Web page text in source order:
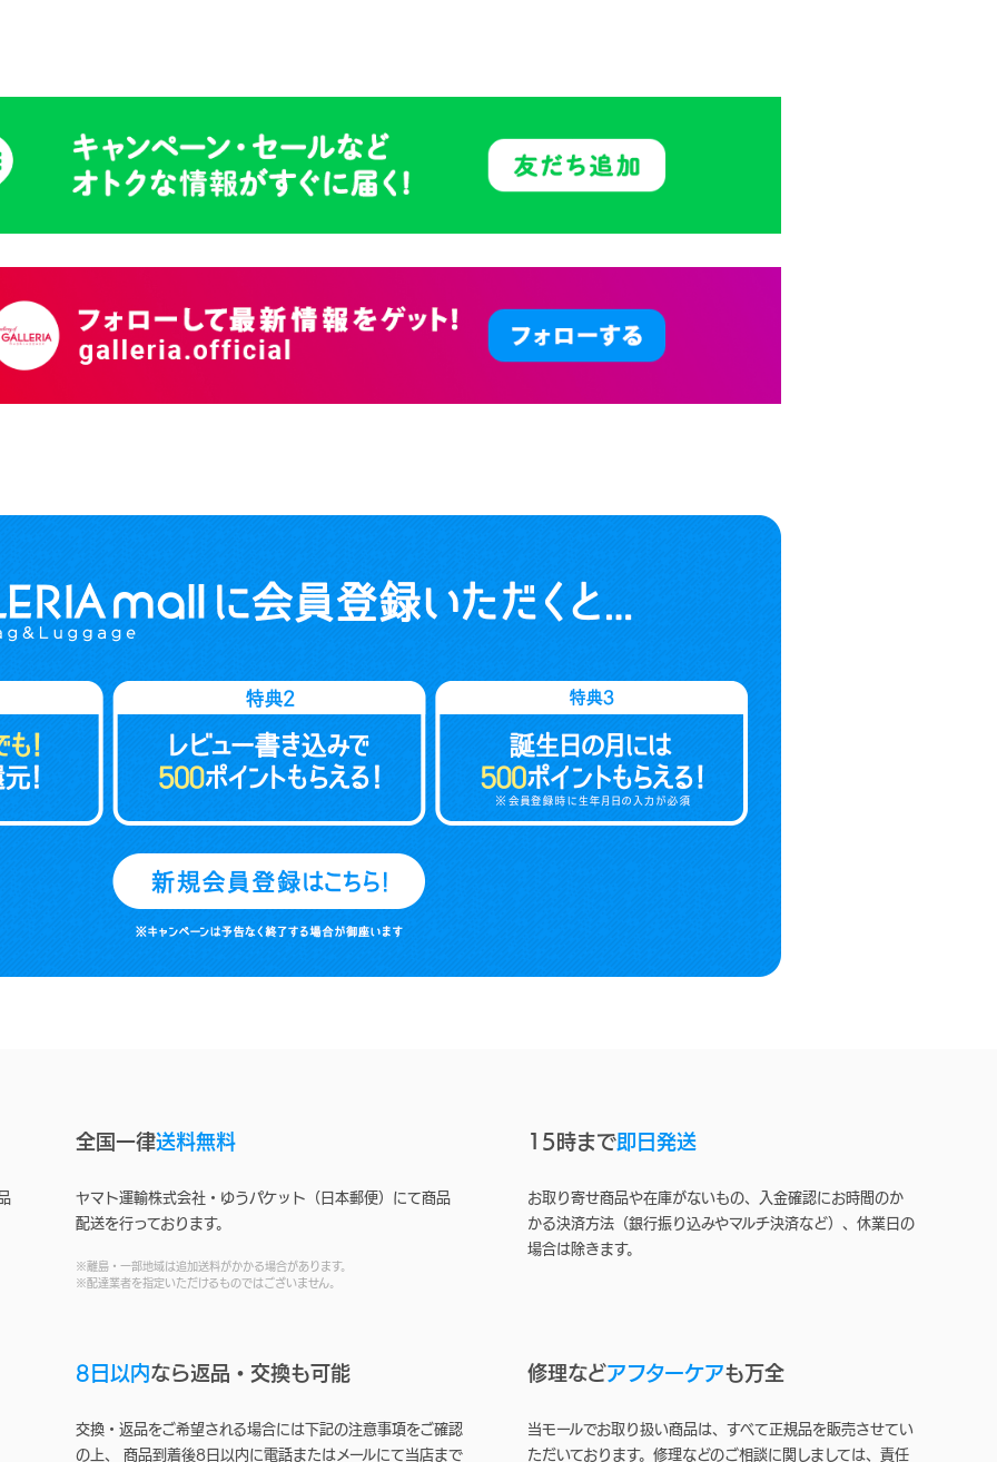
全国一律送料無料
ヤマト運輸株式会社・ゆうパケット（日本郵便）にて商品
配送を行っております。
※離島・一部地域は追加送料がかかる場合があります。
※配達業者を指定いただけるものではございません。
15時まで即日発送
お取り寄せ商品や在庫がないもの、入金確認にお時間のか
かる決済方法（銀行振り込みやマルチ決済など）、休業日の
場合は除きます。
8日以内なら返品・交換も可能
交換・返品をご希望される場合には下記の注意事項をご確認
の上、 商品到着後8日以内に電話またはメールにて当店まで
修理などアフターケアも万全
当モールでお取り扱い商品は、すべて正規品を販売させてい
ただいております。修理などのご相談に関しましては、責任